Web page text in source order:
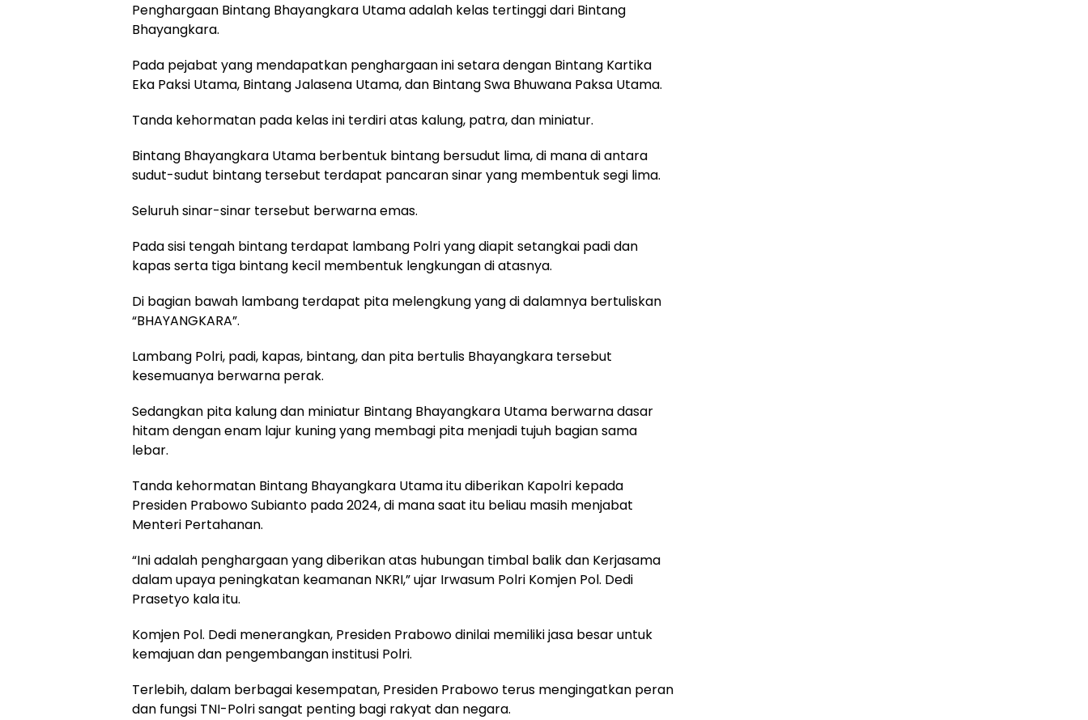
Penghargaan Bintang Bhayangkara Utama adalah kelas tertinggi dari Bintang
Bhayangkara.
Pada pejabat yang mendapatkan penghargaan ini setara dengan Bintang Kartika
Eka Paksi Utama, Bintang Jalasena Utama, dan Bintang Swa Bhuwana Paksa Utama.
Tanda kehormatan pada kelas ini terdiri atas kalung, patra, dan miniatur.
Bintang Bhayangkara Utama berbentuk bintang bersudut lima, di mana di antara
sudut-sudut bintang tersebut terdapat pancaran sinar yang membentuk segi lima.
Seluruh sinar-sinar tersebut berwarna emas.
Pada sisi tengah bintang terdapat lambang Polri yang diapit setangkai padi dan
kapas serta tiga bintang kecil membentuk lengkungan di atasnya.
Di bagian bawah lambang terdapat pita melengkung yang di dalamnya bertuliskan
“BHAYANGKARA”.
Lambang Polri, padi, kapas, bintang, dan pita bertulis Bhayangkara tersebut
kesemuanya berwarna perak.
Sedangkan pita kalung dan miniatur Bintang Bhayangkara Utama berwarna dasar
hitam dengan enam lajur kuning yang membagi pita menjadi tujuh bagian sama
lebar.
Tanda kehormatan Bintang Bhayangkara Utama itu diberikan Kapolri kepada
Presiden Prabowo Subianto pada 2024, di mana saat itu beliau masih menjabat
Menteri Pertahanan.
“Ini adalah penghargaan yang diberikan atas hubungan timbal balik dan Kerjasama
dalam upaya peningkatan keamanan NKRI,” ujar Irwasum Polri Komjen Pol. Dedi
Prasetyo kala itu.
Komjen Pol. Dedi menerangkan, Presiden Prabowo dinilai memiliki jasa besar untuk
kemajuan dan pengembangan institusi Polri.
Terlebih, dalam berbagai kesempatan, Presiden Prabowo terus mengingatkan peran
dan fungsi TNI-Polri sangat penting bagi rakyat dan negara.